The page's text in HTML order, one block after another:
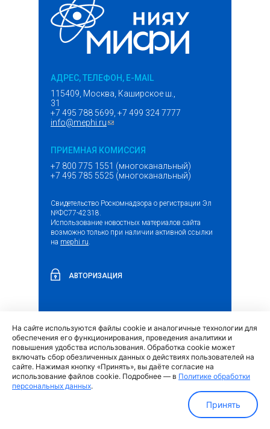
АДРЕС, ТЕЛЕФОН, E-MAIL
115409, Москва, Каширское ш.,
31
+7 495 788 5699, +7 499 324 7777
info@mephi.ru(ссылка для отправки email)
ПРИЕМНАЯ КОМИССИЯ
+7 800 775 1551 (многоканальный)
+7 495 785 5525 (многоканальный)
Свидетельство Роскомнадзора о регистрации Эл
№ФС77-42318.
Использование новостных материалов сайта
возможно только при наличии активной ссылки
на mephi.ru.
АВТОРИЗАЦИЯ
Обращение граждан и организаций (внешняя
ссылка)
Политика обработки персональных данных
На сайте используются файлы cookie и аналогичные технологии для
обеспечения его функционирования, проведения аналитики и
повышения удобства использования. Обработка cookie может
включать сбор обезличенных данных о действиях пользователей на
сайте. Нажимая кнопку «Принять», вы даёте согласие на
использование файлов cookie. Подробнее — в Политике обработки
персональных данных.
Принять